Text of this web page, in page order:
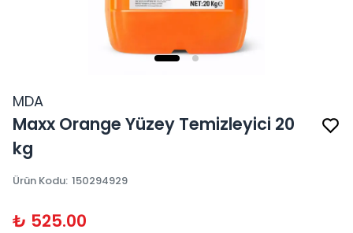
MDA
Maxx Orange Yüzey Temizleyici 20
kg
Ürün Kodu: 150294929
₺ 525.00